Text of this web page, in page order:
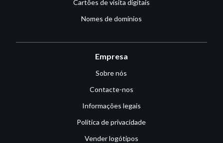
Cartões de visita digitais
Nomes de domínios
Empresa
Sobre nós
Contacte-nos
Informações legais
Política de privacidade
Vender logótipos